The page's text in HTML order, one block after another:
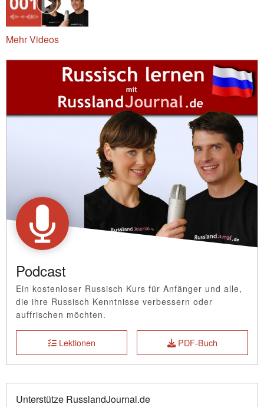
Mehr Videos
Podcast
Ein kostenloser Russisch Kurs für Anfänger und alle,
die ihre Russisch Kenntnisse verbessern oder
auffrischen möchten.
Lektionen PDF-Buch
Unterstütze RusslandJournal.de